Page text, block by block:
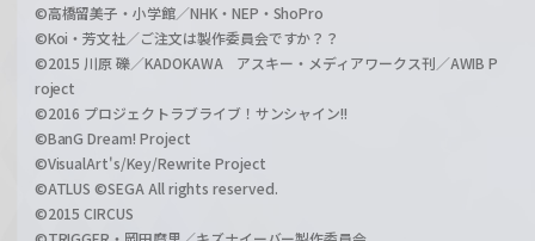
©高橋留美子・小学館／NHK・NEP・ShoPro
©Koi・芳文社／ご注文は製作委員会ですか？？
©2015 川原 礫／KADOKAWA アスキー・メディアワークス刊／AWIB P
roject
©2016 プロジェクトラブライブ！サンシャイン!!
©BanG Dream! Project
©VisualArt's/Key/Rewrite Project
©ATLUS ©SEGA All rights reserved.
©2015 CIRCUS